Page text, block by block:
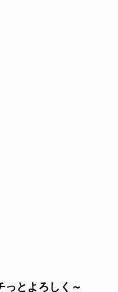
っとよろしく～